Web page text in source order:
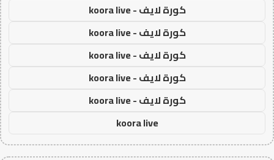
كورة لايف - koora live
كورة لايف - koora live
كورة لايف - koora live
كورة لايف - koora live
كورة لايف - koora live
koora live